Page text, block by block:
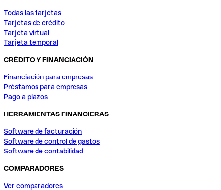
Todas las tarjetas
Tarjetas de crédito
Tarjeta virtual
Tarjeta temporal
CRÉDITO Y FINANCIACIÓN
Financiación para empresas
Préstamos para empresas
Pago a plazos
HERRAMIENTAS FINANCIERAS
Software de facturación
Software de control de gastos
Software de contabilidad
COMPARADORES
Ver comparadores